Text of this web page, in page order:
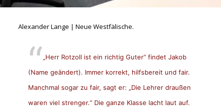
Alexander Lange | Neue Westfälische.
„Herr Rotzoll ist ein richtig Guter“ findet Jakob
(Name geändert). Immer korrekt, hilfsbereit und fair.
Manchmal sogar zu fair, sagt er: „Die Lehrer draußen
waren viel strenger.“ Die ganze Klasse lacht laut auf.